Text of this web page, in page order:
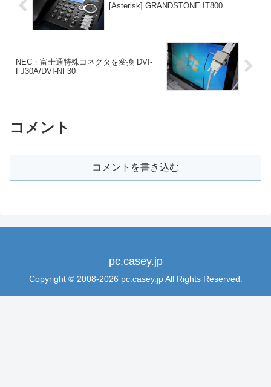
[Asterisk] GRANDSTONE IT800
NEC・富士通特殊コネクタを変換 DVI-
FJ30A/DVI-NF30
コメント
コメントを書き込む
pc.casey.jp
Copyright © 2008-2026 pc.casey.jp All Rights Reserved.